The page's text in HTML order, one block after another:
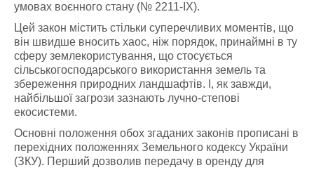
умовах воєнного стану (№ 2211-ІХ).
Цей закон містить стільки суперечливих моментів, що
він швидше вносить хаос, ніж порядок, принаймні в ту
сферу землекористування, що стосується
сільськогосподарського використання земель та
збереження природних ландшафтів. І, як завжди,
найбільшої загрози зазнають лучно-степові
екосистеми.
Основні положення обох згаданих законів прописані в
перехідних положеннях Земельного кодексу України
(ЗКУ). Перший дозволив передачу в оренду для